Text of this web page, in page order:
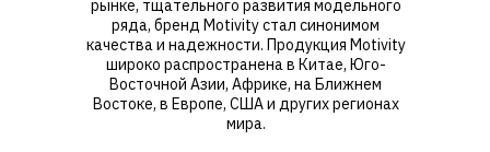
рынке, тщательного развития модельного
ряда, бренд Motivity стал синонимом
качества и надежности. Продукция Motivity
широко распространена в Китае, Юго-
Восточной Азии, Африке, на Ближнем
Востоке, в Европе, США и других регионах
мира.